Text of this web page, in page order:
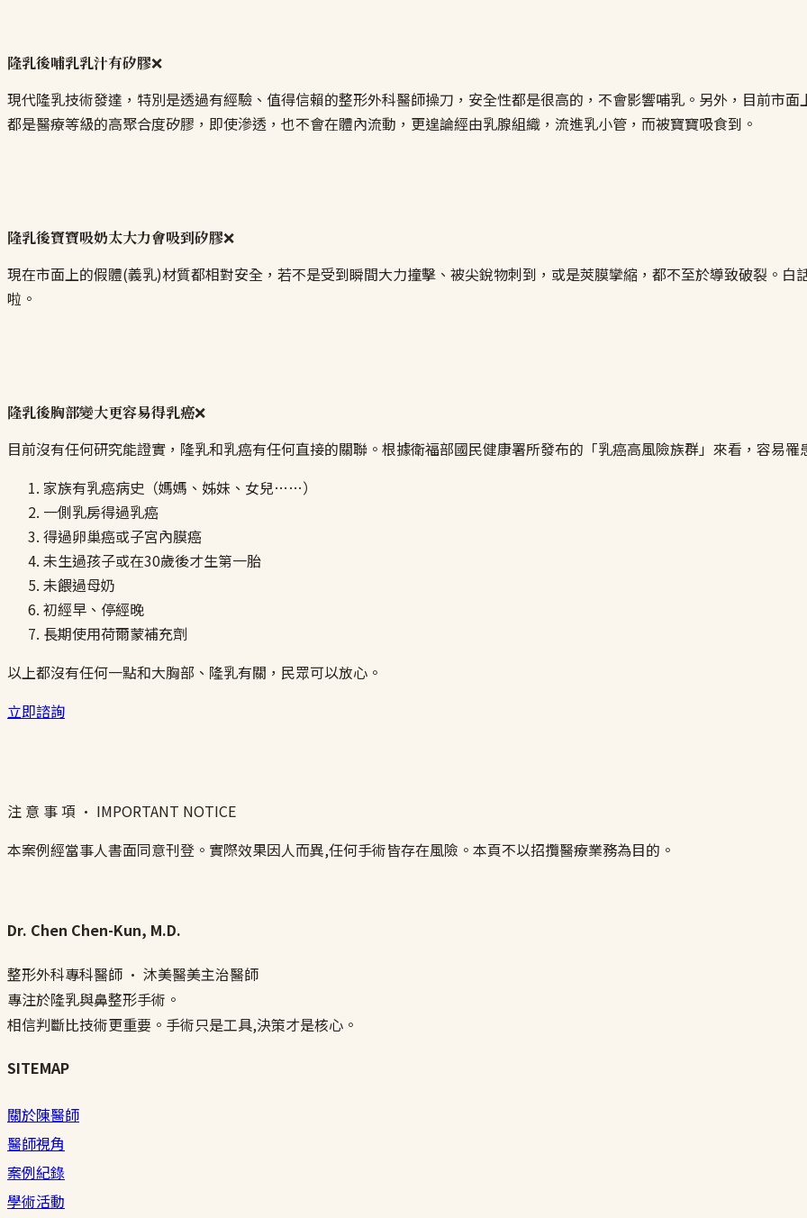
隆乳後哺乳乳汁有矽膠❌
現代隆乳技術發達，特別是透過有經驗、值得信賴的整形外科醫師操刀，安全性都是很高的，不會影響哺乳。另外，目前市
都是醫療等級的高聚合度矽膠，即使滲透，也不會在體內流動，更遑論經由乳腺組織，流進乳小管，而被寶寶吸食到。
隆乳後寶寶吸奶太大力會吸到矽膠❌
現在市面上的假體(義乳)材質都相對安全，若不是受到瞬間大力撞擊、被尖銳物刺到，或是莢膜攣縮，都不至於導致破裂。
啦。
隆乳後胸部變大更容易得乳癌❌
目前沒有任何研究能證實，隆乳和乳癌有任何直接的關聯。根據衛福部國民健康署所發布的「乳癌高風險族群」來看，容易罹
家族有乳癌病史（媽媽、姊妹、女兒……）
一側乳房得過乳癌
得過卵巢癌或子宮內膜癌
未生過孩子或在30歲後才生第一胎
未餵過母奶
初經早、停經晚
長期使用荷爾蒙補充劑
以上都沒有任何一點和大胸部、隆乳有關，民眾可以放心。
立即諮詢
注 意 事 項 · IMPORTANT NOTICE
本案例經當事人書面同意刊登。實際效果因人而異,任何手術皆存在風險。本頁不以招攬醫療業務為目的。
Dr. Chen Chen-Kun, M.D.
整形外科專科醫師 · 沐美醫美主治醫師
專注於隆乳與鼻整形手術。
相信判斷比技術更重要。手術只是工具,決策才是核心。
SITEMAP
關於陳醫師
醫師視角
案例紀錄
學術活動